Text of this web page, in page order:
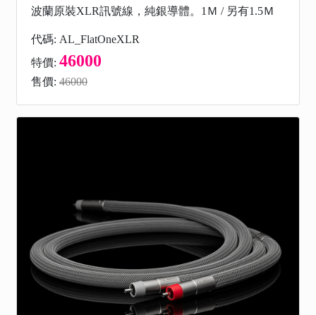
波蘭原裝XLR訊號線，純銀導體。1Ｍ / 另有1.5Ｍ
代碼: AL_FlatOneXLR
特價: 46000
售價: 46000